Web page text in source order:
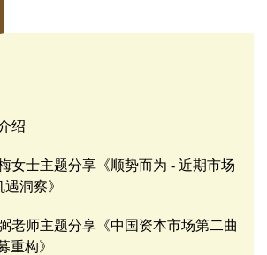
绍
女士主题分享《顺势而为 - 近期市场
遇洞察》
老师主题分享《中国资本市场第二曲
重构》